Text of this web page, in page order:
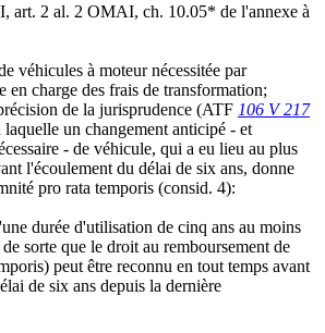
art. 2 al. 2 OMAI, ch. 10.05* de l'annexe à
véhicules à moteur nécessitée par
en charge des frais de transformation;
de la jurisprudence (ATF 106 V 217
un changement anticipé - et
- de véhicule, qui a eu lieu au plus
l'écoulement du délai de six ans, donne
pro rata temporis (consid. 4):
durée d'utilisation de cinq ans au moins
sorte que le droit au remboursement de
peut être reconnu en tout temps avant
de six ans depuis la dernière